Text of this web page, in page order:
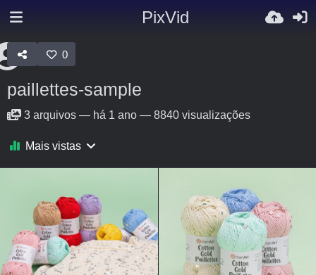
PixVid
0
paillettes-sample
3 arquivos — há 1 ano — 8840 visualizações
Mais vistas